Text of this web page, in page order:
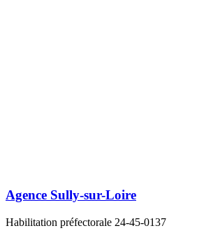
Agence Sully-sur-Loire
Habilitation préfectorale 24-45-0137